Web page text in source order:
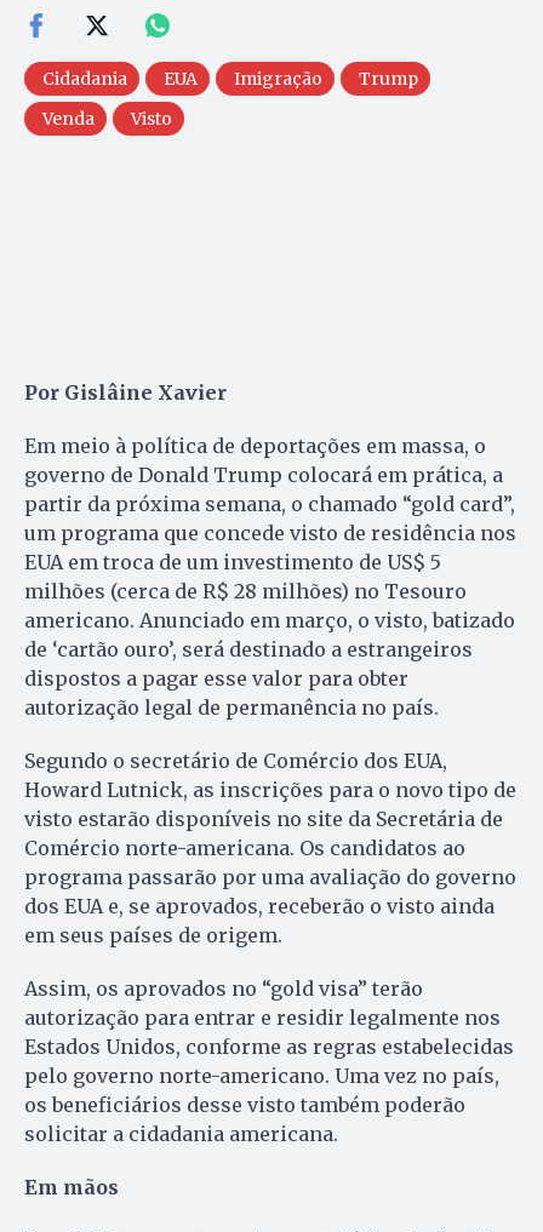
Cidadania EUA Imigração
Trump
Venda
Visto
Por Gislâine Xavier
Em meio à política de deportações em massa, o
governo de Donald Trump colocará em prática, a
partir da próxima semana, o chamado “gold card”,
um programa que concede visto de residência nos
EUA em troca de um investimento de US$ 5
milhões (cerca de R$ 28 milhões) no Tesouro
americano. Anunciado em março, o visto, batizado
de ‘cartão ouro’, será destinado a estrangeiros
dispostos a pagar esse valor para obter
autorização legal de permanência no país.
Segundo o secretário de Comércio dos EUA,
Howard Lutnick, as inscrições para o novo tipo de
visto estarão disponíveis no site da Secretária de
Comércio norte-americana. Os candidatos ao
programa passarão por uma avaliação do governo
dos EUA e, se aprovados, receberão o visto ainda
em seus países de origem.
Assim, os aprovados no “gold visa” terão
autorização para entrar e residir legalmente nos
Estados Unidos, conforme as regras estabelecidas
pelo governo norte-americano. Uma vez no país,
os beneficiários desse visto também poderão
solicitar a cidadania americana.
Em mãos